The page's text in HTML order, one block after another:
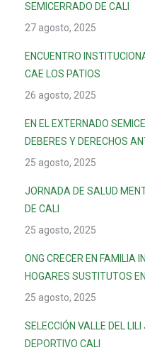
SEMICERRADO DE CALI
27 agosto, 2025
ENCUENTRO
CAE LOS PATIOS
26 agosto, 2025
EN EL EXTERNADO
DEBERES Y DERECHOS
25 agosto, 2025
JORNADA DE SALUD
DE CALI
25 agosto, 2025
ONG CRECER EN FAMILIA
HOGARES SUSTITUTOS
25 agosto, 2025
SELECCIÓN VALLE DEL
DEPORTIVO CALI